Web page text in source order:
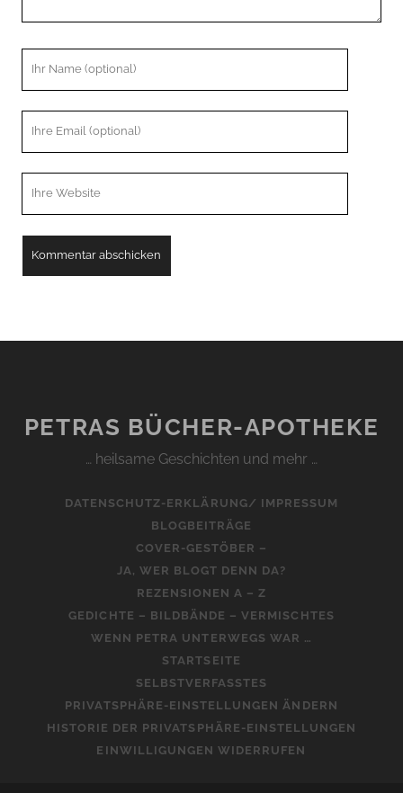
PETRAS BÜCHER-APOTHEKE
… heilsame Geschichten und mehr …
DATENSCHUTZ-ERKLÄRUNG/ IMPRESSUM
BLOGBEITRÄGE
COVER-GESTÖBER –
JA, WER BLOGT DENN DA?
REZENSIONEN A – Z
GEDICHTE – BILDBÄNDE – VERMISCHTES
WENN PETRA UNTERWEGS WAR …
STARTSEITE
SELBSTVERFASSTES
PRIVATSPHÄRE-EINSTELLUNGEN ÄNDERN
HISTORIE DER PRIVATSPHÄRE-EINSTELLUNGEN
EINWILLIGUNGEN WIDERRUFEN